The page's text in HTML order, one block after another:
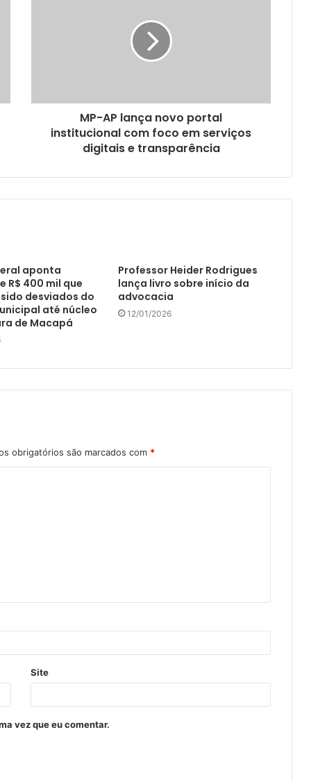
MP-AP lança novo portal
institucional com foco em serviços
digitais e transparência
aponta
R$ 400 mil que
desviados do
até núcleo
de Macapá
Professor Heider Rodrigues
lança livro sobre início da
advocacia
12/01/2026
obrigatórios são marcados com *
Site
vez que eu comentar.